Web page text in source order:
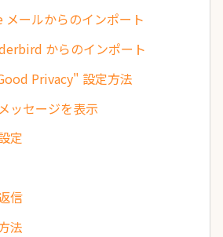
ールからのインポート
からのインポート
Privacy" 設定方法
ッセージを表示
定
信
法